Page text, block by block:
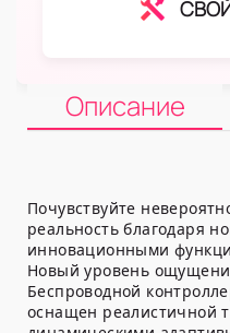
Описание
Почувствуйте
реальность благодаря
инновационными
Новый уровень
Беспроводной
оснащен реалистичной